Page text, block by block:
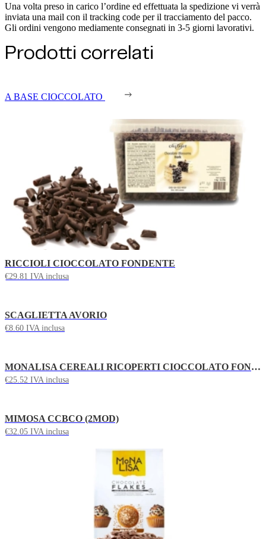
Una volta preso in carico l’ordine ed effettuata la spedizione vi verrà
inviata una mail con il tracking code per il tracciamento del pacco.
Gli ordini vengono mediamente consegnati in 3-5 giorni lavorativi.
Prodotti correlati
A BASE CIOCCOLATO
RICCIOLI CIOCCOLATO FONDENTE
€29.81 IVA inclusa
SCAGLIETTA AVORIO
€8.60 IVA inclusa
MONALISA CEREALI RICOPERTI CIOCCOLATO FONDENTE
€25.52 IVA inclusa
MIMOSA CCBCO (2MOD)
€32.05 IVA inclusa